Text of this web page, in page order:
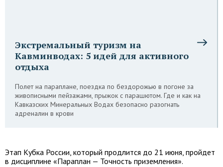
Экстремальный туризм на
Кавминводах: 5 идей для активного
отдыха
Полет на параплане, поездка по бездорожью в погоне за
живописными пейзажами, прыжок с парашютом. Где и как на
Кавказских Минеральных Водах безопасно разогнать
адреналин в крови
Этап Кубка России, который продлится до 21 июня, пройдет
в дисциплине «Параплан — Точность приземления».